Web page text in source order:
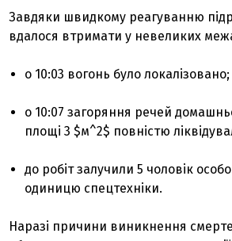
Завдяки швидкому реагуванню
вдалося втримати у невеликих
о 10:03 вогонь було локалізовано;
о 10:07 загоряння речей
площі 3$м^2$ повністю
до робіт залучили 5 чоловік
одиницю спецтехніки.
Наразі причини виникнення